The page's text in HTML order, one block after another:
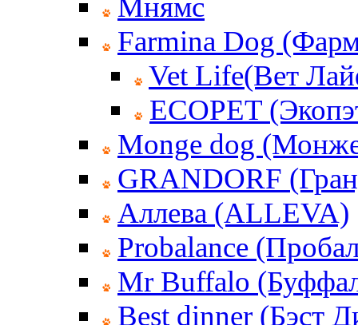
Мнямс
Farmina Dog
Vet Life(Вет
ECOPET
Monge dog
GRANDORF
Аллева (ALLEVA)
Probalance
Mr Buffalo
Best dinner (Бэст